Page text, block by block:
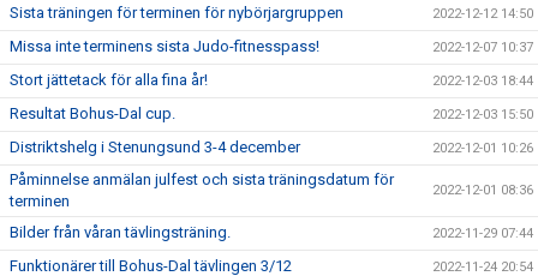
Sista träningen för terminen för nybörjargruppen 2022-12-12 14:50
Missa inte terminens sista Judo-fitnesspass! 2022-12-07 10:37
Stort jättetack för alla fina år! 2022-12-03 18:44
Resultat Bohus-Dal cup. 2022-12-03 15:50
Distriktshelg i Stenungsund 3-4 december 2022-12-01 10:26
Påminnelse anmälan julfest och sista träningsdatum för
terminen
2022-12-01 08:36
Bilder från våran tävlingsträning. 2022-11-29 07:44
Funktionärer till Bohus-Dal tävlingen 3/12 2022-11-24 20:54